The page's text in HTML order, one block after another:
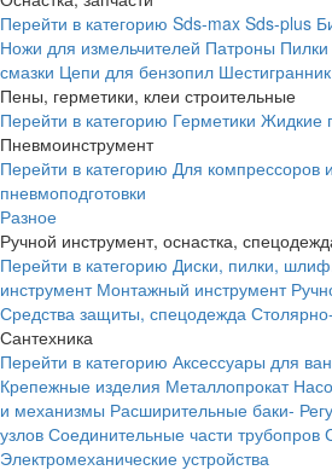
Перейти в категорию Sds-max Sds-plus
Ножи для измельчителей Патроны
смазки Цепи для бензопил
Пены, герметики, клеи строительные
Перейти в категорию Герметики Жидкие
Пневмоинструмент
Перейти в категорию Для компрессоров
пневмоподготовки
Разное
Ручной инструмент, оснастка,
Перейти в категорию Диски, пилки,
инструмент Монтажный инструмент
Средства защиты, спецодежда
Сантехника
Перейти в категорию Аксессуары для
Крепежные изделия Металлопрокат
и механизмы Расширительные баки-
узлов Соединительные части трубопров
Электромеханические устройства